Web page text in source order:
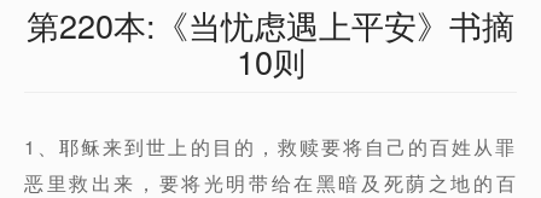
第220本:《当忧虑遇上平安》书摘
10则
1、耶稣来到世上的目的，救赎要将自己的百姓从罪
恶里救出来，要将光明带给在黑暗及死荫之地的百